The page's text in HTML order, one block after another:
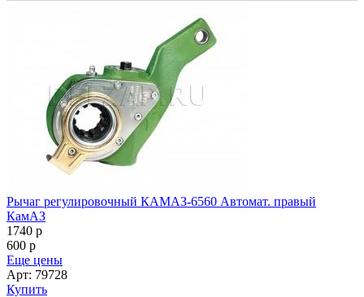
Рычаг регулировочный КАМАЗ-6560 Автомат. правый
КамАЗ
1740 p
600 p
Еще цены
Арт: 79728
Купить